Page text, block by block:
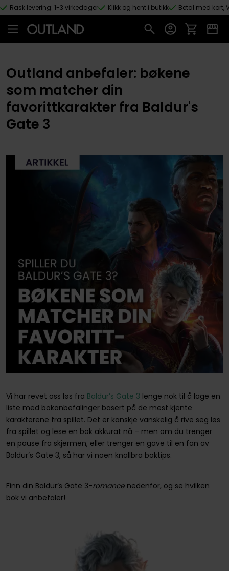
Hopp til hovedinnhold
Rask levering: 1-3 virkedager Klikk og hent i butikk Betal med kort,
Outland anbefaler: bøkene
som matcher din
favorittkarakter fra Baldur's
Gate 3
Vi har revet oss løs fra Baldur’s Gate 3 lenge nok til å lage en
liste med bokanbefalinger basert på de mest kjente
karakterene fra spillet. Det er kanskje vanskelig å rive seg løs
fra spillet og lese en bok akkurat nå – men om du trenger
en pause fra skjermen, eller trenger en gave til en fan av
Baldur’s Gate 3, så har vi noen knallbra boktips.
Finn din Baldur’s Gate 3-romancenedenfor, og se hvilken
bok vi anbefaler!